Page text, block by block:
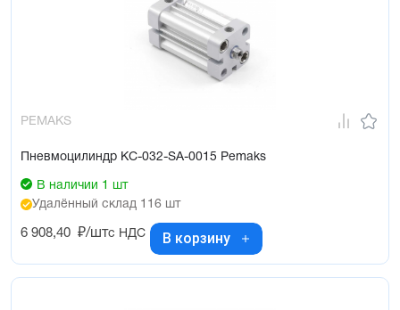
PEMAKS
Пневмоцилиндр KC-032-SA-0015 Pemaks
В наличии 1 шт
Удалённый склад 116 шт
6 908,40 ₽/штс НДС В корзину